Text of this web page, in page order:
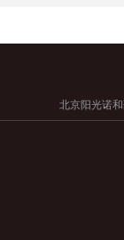
北京阳光诺和